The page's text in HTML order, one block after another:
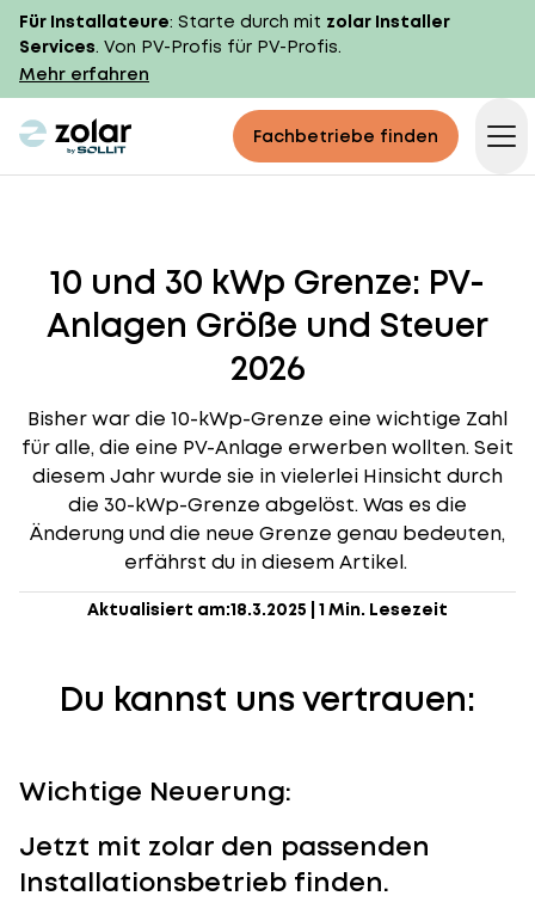
Für Installateure: Starte durch mit zolar Installer
Services. Von PV-Profis für PV-Profis.
Mehr erfahren
zolar logo Fachbetriebe finden
10 und 30 kWp Grenze: PV-
Anlagen Größe und Steuer
2026
Bisher war die 10-kWp-Grenze eine wichtige Zahl
für alle, die eine PV-Anlage erwerben wollten. Seit
diesem Jahr wurde sie in vielerlei Hinsicht durch
die 30-kWp-Grenze abgelöst. Was es die
Änderung und die neue Grenze genau bedeuten,
erfährst du in diesem Artikel.
Aktualisiert am:18.3.2025 1 Min. Lesezeit
Du kannst uns vertrauen:
Wichtige Neuerung:
Jetzt mit zolar den passenden
Installationsbetrieb finden.